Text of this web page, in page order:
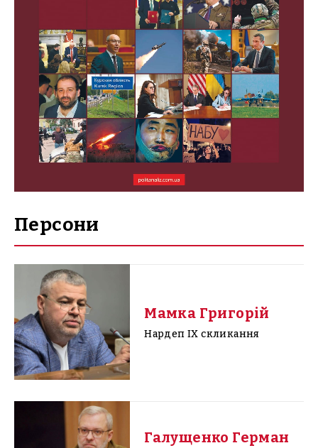
Персони
Мамка Григорій
Нардеп IX скликання
Галущенко Герман